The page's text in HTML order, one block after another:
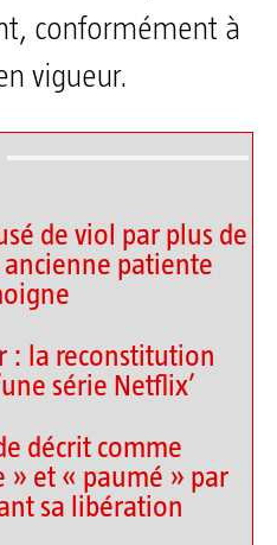
conformément à
vigueur.
de viol par plus de
patiente
: la reconstitution
série Netflix’
décrit comme
» et « paumé » par
sa libération